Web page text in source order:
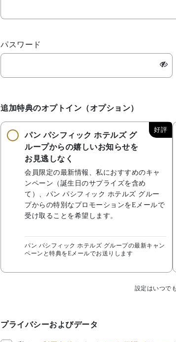
パスワード
追加特典のオプトイン（オプション）
好評
パン パシフィック ホテルズ グ
ループからの嬉しいお知らせを
お見逃しなく
会員限定の最新情報、私におすすめのキャ
ンペーン（誕生日のサプライズを含め
て）、パン パシフィック ホテルズ グルー
プからの特別なプロモーションをEメールで
受け取ることを希望します。
パン パシフィック ホテルズ グループの最新キャン
ペーンと特典をEメールでお送りします
設定はいつで
プライバシーおよびデータ